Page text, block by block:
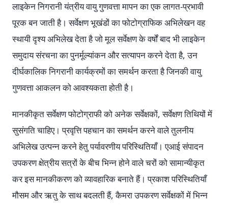
लाइकेन निगरानी यंत्रीय वायु गुणवत्ता मापन का एक लागत-प्रभावी
पूरक बन जाती है। सर्वेक्षण भूखंडों का फोटोग्राफिक अभिलेखन वह
स्थायी दृश्य अभिलेख देता है जो मूल सर्वेक्षण के वर्षों बाद भी लाइकेन
समुदाय संरचना का पुनर्मूल्यांकन और सत्यापन करने देता है, उन
दीर्घकालिक निगरानी कार्यक्रमों का समर्थन करता है जिनकी वायु
गुणवत्ता आकलन को आवश्यकता होती है।
मानकीकृत सर्वेक्षण फोटोग्राफी को अनेक सर्वेक्षकों, सर्वेक्षण तिथियों में
सुसंगति चाहिए। प्रवृत्ति पहचान का समर्थन करने वाले तुलनीय
अभिलेख उत्पन्न करने हेतु पर्यावरणीय परिस्थितियाँ। एआई संपादन
उपकरण क्षेत्रीय सत्रों के बीच भिन्न होने वाले चरों को सामान्यीकृत
कर इस मानकीकरण को व्यावहारिक बनाते हैं। प्रकाश परिस्थितियाँ
मौसम और ऋतु के साथ बदलती हैं, कैमरा उपकरण सर्वेक्षकों में भिन्न